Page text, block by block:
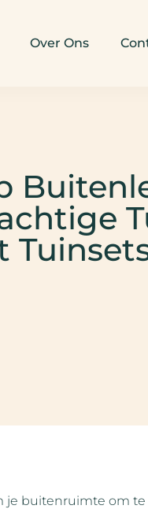
Over Ons
je buitenruimte om